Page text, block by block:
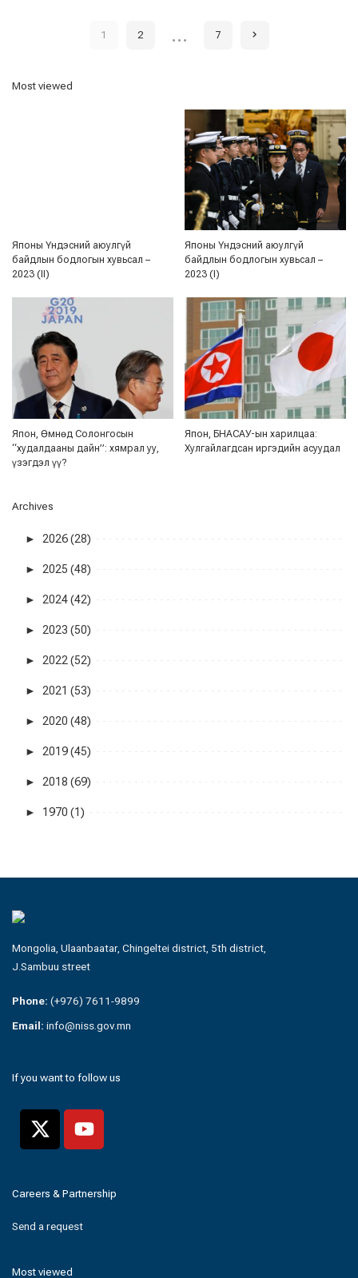
1 2 … 7
Most viewed
Японы Үндэсний аюулгүй
байдлын бодлогын хувьсал –
2023 (II)
Японы Үндэсний аюулгүй
байдлын бодлогын хувьсал –
2023 (I)
Япон, Өмнөд Солонгосын
“худалдааны дайн”: хямрал уу,
үзэгдэл үү?
Япон, БНАСАУ-ын харилцаа:
Хулгайлагдсан иргэдийн асуудал
Archives
► 2026 (28)
► 2025 (48)
► 2024 (42)
► 2023 (50)
► 2022 (52)
► 2021 (53)
► 2020 (48)
► 2019 (45)
► 2018 (69)
► 1970 (1)
Mongolia, Ulaanbaatar, Chingeltei district, 5th district,
J.Sambuu street
Phone: (+976) 7611-9899
Email: info@niss.gov.mn
If you want to follow us
Careers & Partnership
Send a request
Most viewed